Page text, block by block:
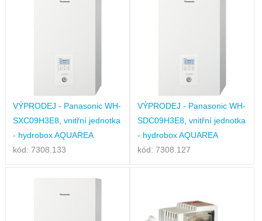
VÝPRODEJ - Panasonic WH-
SXC09H3E8, vnitřní jednotka
- hydrobox AQUAREA
kód: 7308.133
VÝPRODEJ - Panasonic WH-
SDC09H3E8, vnitřní jednotka
- hydrobox AQUAREA
kód: 7308.127